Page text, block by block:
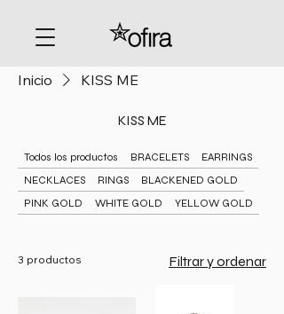
Inicio KISS ME
KISS ME
Todos los productos BRACELETS
EARRINGS
NECKLACES
RINGS
BLACKENED GOLD
PINK GOLD
WHITE GOLD YELLOW GOLD
3 productos Filtrar y ordenar